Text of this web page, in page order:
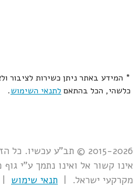
* המידע באתר ניתן כשירות לציבור
כלשהי, הכל בהתאם לתנאי השימוש.
2015-2026 © תב"ע
אינו קשור אל ואינו נתמך ע"י
מקרקעי ישראל. | תנאי שימוש |